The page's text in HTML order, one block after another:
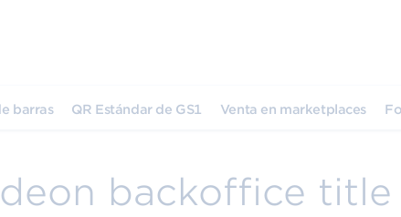
barras QR Estándar de GS1 Venta en marketplaces
backoffice title